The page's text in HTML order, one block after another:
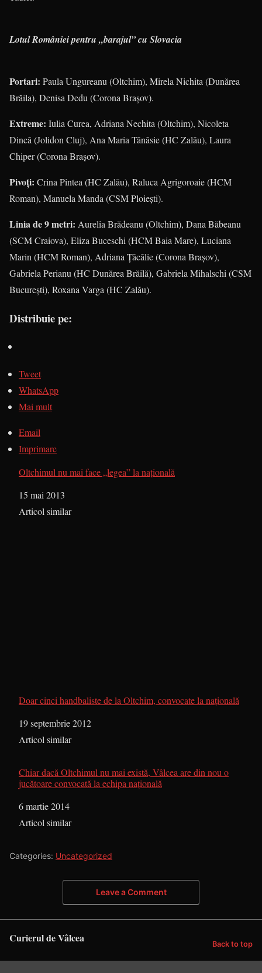
Lotul României pentru „barajul” cu Slovacia
Portari: Paula Ungureanu (Oltchim), Mirela Nichita (Dunărea
Brăila), Denisa Dedu (Corona Braşov).
Extreme: Iulia Curea, Adriana Nechita (Oltchim), Nicoleta
Dincă (Jolidon Cluj), Ana Maria Tănăsie (HC Zalău), Laura
Chiper (Corona Braşov).
Pivoţi: Crina Pintea (HC Zalău), Raluca Agrigoroaie (HCM
Roman), Manuela Manda (CSM Ploieşti).
Linia de 9 metri: Aurelia Brădeanu (Oltchim), Dana Băbeanu
(SCM Craiova), Eliza Buceschi (HCM Baia Mare), Luciana
Marin (HCM Roman), Adriana Ţăcălie (Corona Braşov),
Gabriela Perianu (HC Dunărea Brăilă), Gabriela Mihalschi (CSM
Bucureşti), Roxana Varga (HC Zalău).
Distribuie pe:
Tweet
WhatsApp
Mai mult
Email
Imprimare
Oltchimul nu mai face „legea” la naţională
Dată
15 mai 2013
În legătură cu
Articol similar
Doar cinci handbaliste de la Oltchim, convocate la naţională
Dată
19 septembrie 2012
În legătură cu
Articol similar
Chiar dacă Oltchimul nu mai există, Vâlcea are din nou o
jucătoare convocată la echipa naţională
Dată
6 martie 2014
În legătură cu
Articol similar
Categories: Uncategorized
Leave a Comment
Curierul de Vâlcea Back to top